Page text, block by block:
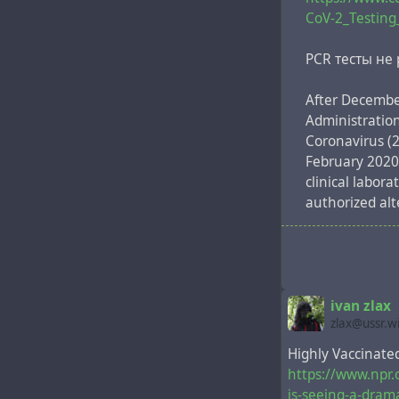
Скотина
Не устаю
CoV-
PCR тесты
After
Coronavirus
February
clinical
authorized
In
have been
another FDA-
a multiplexed
ivan zlax
Highly
https://